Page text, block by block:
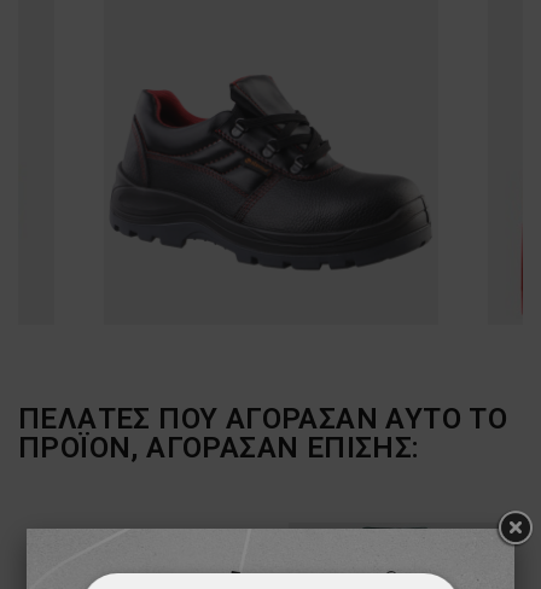
ΠΕΛΆΤΕΣ ΠΟΥ ΑΓΌΡΑΣΑΝ ΑΥΤΌ ΤΟ
ΠΡΟΪΌΝ, ΑΓΌΡΑΣΑΝ ΕΠΊΣΗΣ: